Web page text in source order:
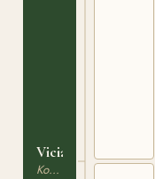
Vicia
Korsning / Ras saknas